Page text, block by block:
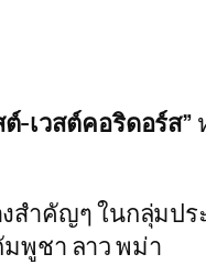
ต์-เวสต์คอริดอร์ส”
สำคัญๆ ในกลุ่มป
พูชา ลาว พม่า